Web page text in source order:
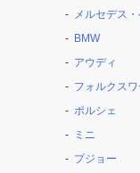
メルセデス
BMW
アウディ
フォルクス
ポルシェ
ミニ
プジョー